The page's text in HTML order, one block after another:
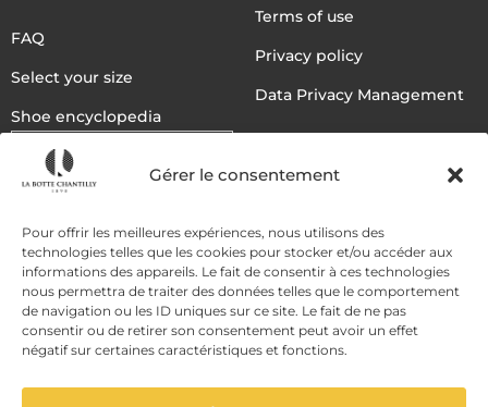
Gérer le consentement
Pour offrir les meilleures expériences, nous utilisons des
technologies telles que les cookies pour stocker et/ou accéder aux
informations des appareils. Le fait de consentir à ces technologies
nous permettra de traiter des données telles que le comportement
de navigation ou les ID uniques sur ce site. Le fait de ne pas
consentir ou de retirer son consentement peut avoir un effet
négatif sur certaines caractéristiques et fonctions.
FAQ
Select your size
Shoe encyclopedia
English
Terms of use
Privacy policy
Data Privacy Management
DELIVERY METHODS
PAYMENT METHODS